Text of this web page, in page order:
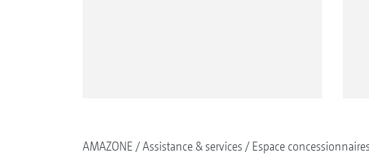
AMAZONE Assistance & services Espace concessionnaires